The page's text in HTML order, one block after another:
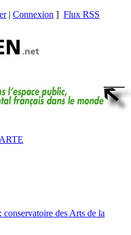
| Connexion ] Flux RSS
conservatoire des Arts de la